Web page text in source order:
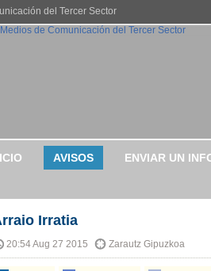
del Tercer Sector
AVISOS ENVIAR UN
Irratia
20:54 Aug 27 2015 Zarautz Gipuzkoa